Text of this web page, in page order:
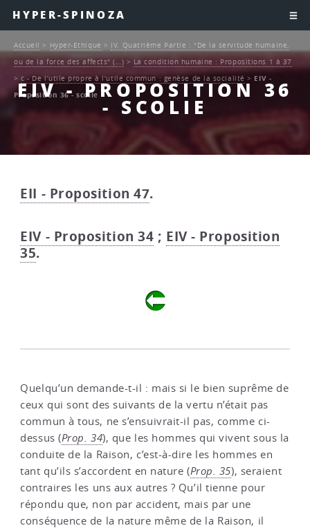
HYPER-SPINOZA
EIV - PROPOSITION 36
- SCOLIE
Accueil > Hyper-Ethique > IV. Quatrième Partie : "De la servitude humaine,
ou de la force des affects" (…) > La condition humaine : Propositions 1 à 37
>c - De l’utile propre à l’utile commun : genèse de la socialité > EIV -
Proposition 36 - scolie
EII - Proposition 47.
EIV - Proposition 34 ; EIV - Proposition
35.
Quelqu’un demande-t-il : mais si le bien suprême de
ceux qui sont des suivants de la vertu n’était pas
commun à tous, ne s’ensuivrait-il pas, comme ci-
dessus (Prop. 34), que les hommes qui vivent sous la
conduite de la Raison, c’est-à-dire les hommes en
tant qu’ils s’accordent en nature (Prop. 35), seraient
contraires les uns aux autres ? Qu’il tienne pour
répondu que, non par accident, mais par une
conséquence de la nature même de la Raison, il